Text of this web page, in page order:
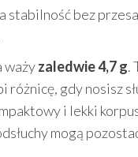
stabilność bez
ważyzaledwie 4,7 g.
różnicę, gdy nosisz
i lekki
mogą